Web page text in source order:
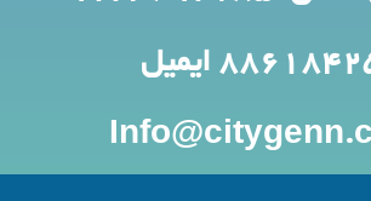
ایمیل